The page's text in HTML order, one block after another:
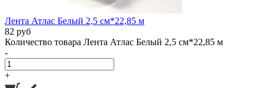
Лента Атлас Белый 2,5 см*22,85 м
82 руб
Количество товара Лента Атлас Белый 2,5 см*22,85 м
-
+